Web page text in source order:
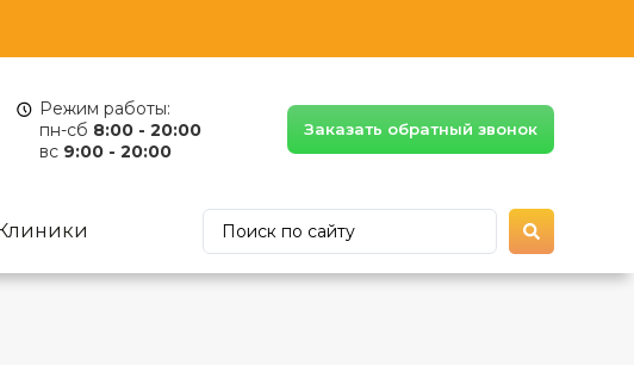
Режим работы:
пн-сб 8:00 - 20:00
вс 9:00 - 20:00
Заказать обратный звонок